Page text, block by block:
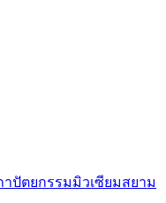
ปัตยกรรมมิวเซียมสยาม